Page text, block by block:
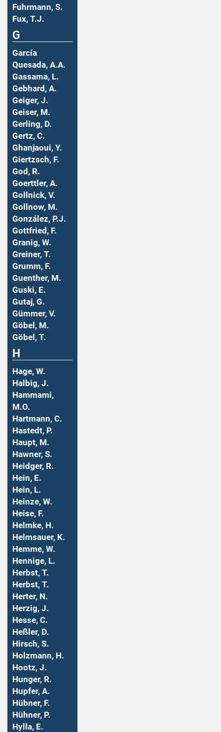
Fuhrmann, S.
Fux, T.J.
G
García
Quesada, A.A.
Gassama, L.
Gebhard, A.
Geiger, J.
Geiser, M.
Gerling, D.
Gertz, C.
Ghanjaoui, Y.
Giertzsch, F.
God, R.
Goerttler, A.
Gollnick, V.
Gollnow, M.
González, P.J.
Gottfried, F.
Granig, W.
Greiner, T.
Grumm, F.
Guenther, M.
Guski, E.
Gutaj, G.
Gümmer, V.
Göbel, M.
Göbel, T.
H
Hage, W.
Halbig, J.
Hammami,
M.O.
Hartmann, C.
Hastedt, P.
Haupt, M.
Hawner, S.
Heidger, R.
Hein, E.
Hein, L.
Heinze, W.
Heise, F.
Helmke, H.
Helmsauer, K.
Hemme, W.
Hennige, L.
Herbst, T.
Herbst, T.
Herter, N.
Herzig, J.
Hesse, C.
Heßler, D.
Hirsch, S.
Holzmann, H.
Hootz, J.
Hunger, R.
Hupfer, A.
Hübner, F.
Hühner, P.
Hylla, E.